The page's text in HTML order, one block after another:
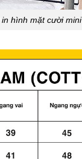
hình mặt cười mini